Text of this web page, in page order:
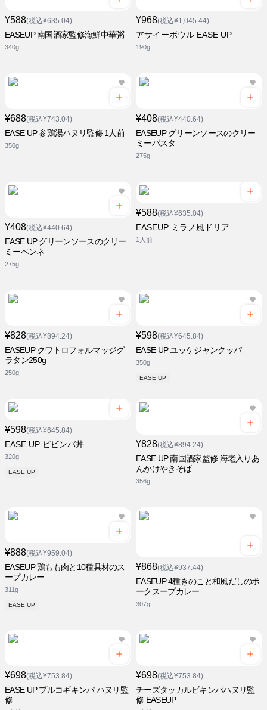
¥588(税込¥635.04)
EASEUP 南国酒家監修海鮮中華粥
340g
¥968(税込¥1,045.44)
アサイーボウル EASE UP
190g
¥688(税込¥743.04)
EASE UP 参鶏湯ハヌリ監修 1人前
350g
¥408(税込¥440.64)
EASEUP グリーンソースのクリー
ミーパスタ
275g
¥408(税込¥440.64)
EASE UP グリーンソースのクリー
ミーペンネ
275g
¥588(税込¥635.04)
EASEUP ミラノ風ドリア
1人前
¥828(税込¥894.24)
EASEUP クワトロフォルマッジグ
ラタン250g
250g
¥598(税込¥645.84)
EASE UP ユッケジャンクッパ
350g
EASE UP
¥598(税込¥645.84)
EASE UP ビビンバ丼
320g
EASE UP
¥828(税込¥894.24)
EASE UP 南国酒家監修 海老入りあ
んかけやきそば
356g
¥888(税込¥959.04)
EASEUP 鶏もも肉と10種具材のス
ープカレー
311g
EASE UP
¥868(税込¥937.44)
EASEUP 4種きのこと和風だしのポ
ークスープカレー
307g
¥698(税込¥753.84)
EASE UP プルコギキンパ ハヌリ監
修
¥698(税込¥753.84)
チーズタッカルビキンパハヌリ監
修 EASEUP